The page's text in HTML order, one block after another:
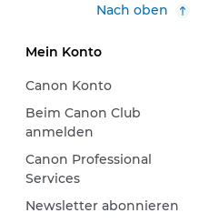
Nach oben
Mein Konto
Canon Konto
Beim Canon Club
anmelden
Canon Professional
Services
Newsletter abonnieren